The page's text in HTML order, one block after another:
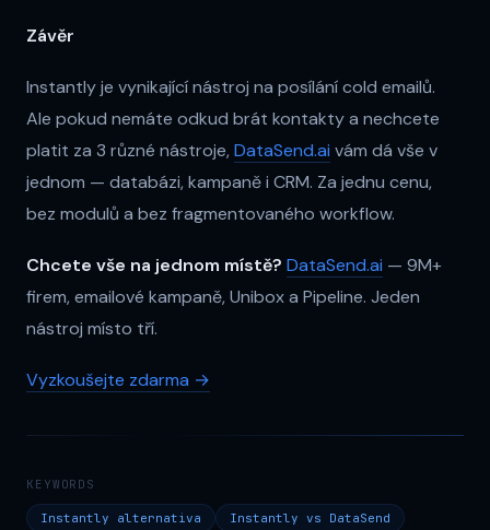
Závěr
Instantly je vynikající nástroj na posílání cold emailů.
Ale pokud nemáte odkud brát kontakty a nechcete
platit za 3 různé nástroje,DataSend.ai vám dá vše v
jednom — databázi, kampaně i CRM. Za jednu cenu,
bez modulů a bez fragmentovaného workflow.
Chcete vše na jednom místě? DataSend.ai — 9M+
firem, emailové kampaně, Unibox a Pipeline. Jeden
nástroj místo tří.
Vyzkoušejte zdarma →
KEYWORDS
Instantly alternativa
Instantly vs DataSend